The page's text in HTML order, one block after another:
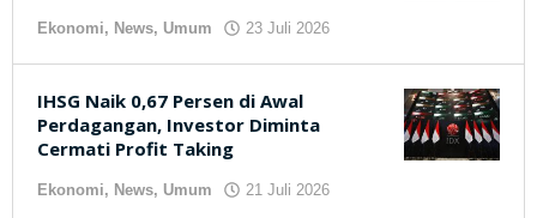
Ekonomi, News, Umum 23 Juli 2026
IHSG Naik 0,67 Persen di Awal
Perdagangan, Investor Diminta
Cermati Profit Taking
Ekonomi, News, Umum 21 Juli 2026